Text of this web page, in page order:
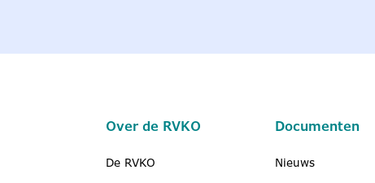
Over de RVKO
De RVKO
Documenten
Nieuws